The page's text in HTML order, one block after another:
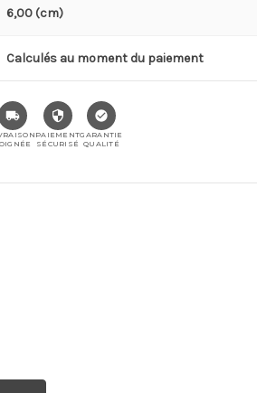
6,00 (cm)
Calculés au moment du paiement
PAIEMENT
SÉCURISÉ
GARANTIE
QUALITÉ